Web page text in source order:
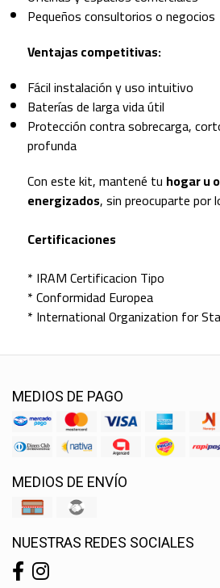
Pequeños consultorios o negocios
Ventajas competitivas:
Fácil instalación y uso intuitivo
Baterías de larga vida útil
Protección contra sobrecarga,
profunda
Con este kit, mantené tu hogar u
energizados, sin preocuparte por
Certificaciones
* IRAM Certificacion Tipo
* Conformidad Europea
* International Organization for
MEDIOS DE PAGO
MEDIOS DE ENVÍO
NUESTRAS REDES SOCIALES